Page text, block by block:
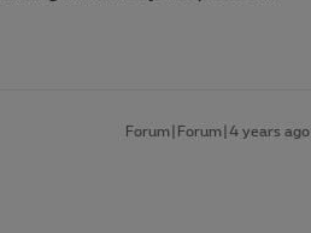
Forum|Forum|4 years ago